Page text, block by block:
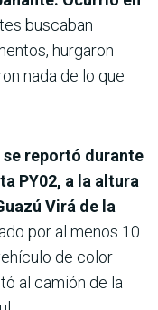
buscaban
hurgaron
nada de lo que
se reportó durante
PY02, a la altura
Virá de la
por al menos 10
de color
al camión de la